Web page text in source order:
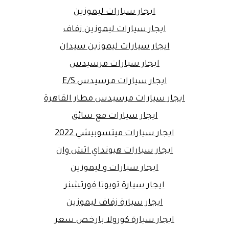
ايجار سيارات ليموزين
ايجار سيارات ليموزين زفاف
ايجار سيارات ليموزين سيدان
ايجار سيارات مرسيدس
ايجار سيارات مرسيدس E/S
ايجار سيارات مرسيدس مطار القاهرة
ايجار سيارات مع سائق
ايجار سيارات ميتسوبيشي 2022
ايجار سيارات هيونداي اتش وان
ايجار سيارات و ليموزين
ايجار سيارة تويوتا فورتشنر
ايجار سيارة زفاف ليموزين
ايجار سيارة كورولا بارخص سعر